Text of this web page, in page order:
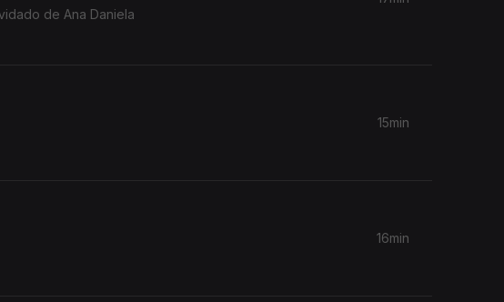
15min
16min